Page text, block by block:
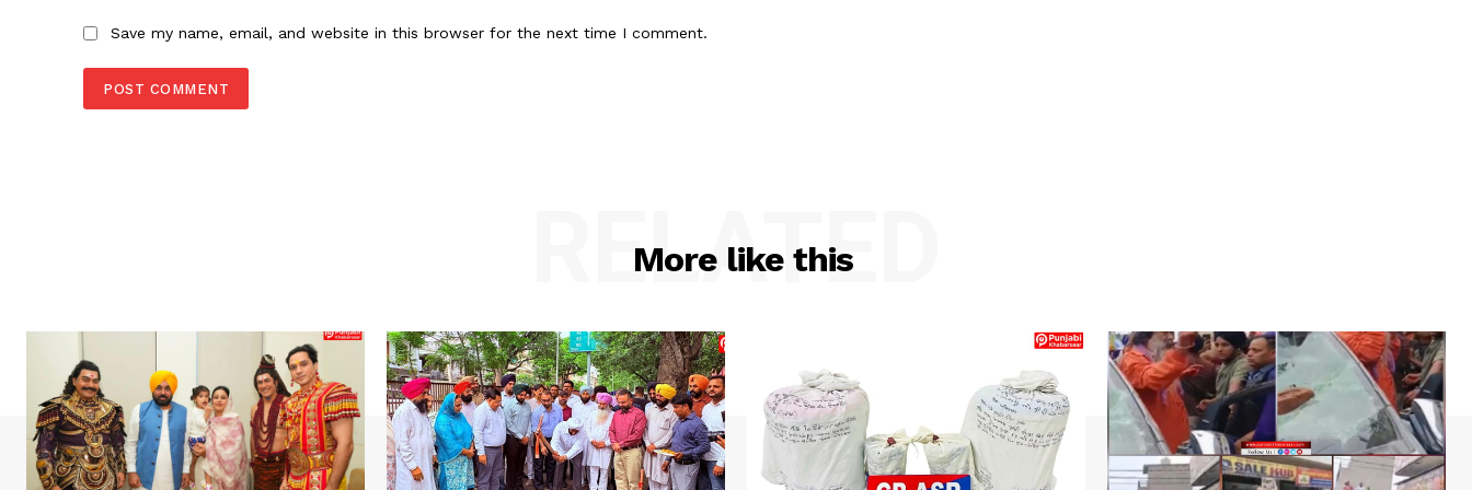
Save my name, email, and website in this browser for the next time I comment.
More like this
RELATED